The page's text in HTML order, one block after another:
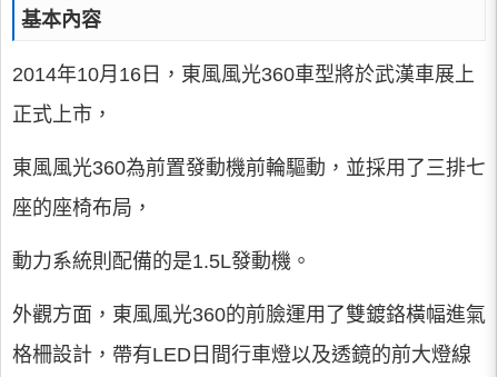
基本內容
2014年10月16日，東風風光360車型將於武漢車展上
正式上市，
東風風光360為前置發動機前輪驅動，並採用了三排七
座的座椅布局，
動力系統則配備的是1.5L發動機。
外觀方面，東風風光360的前臉運用了雙鍍鉻橫幅進氣
格柵設計，帶有LED日間行車燈以及透鏡的前大燈線